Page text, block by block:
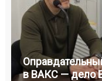
в ВАКС — дело